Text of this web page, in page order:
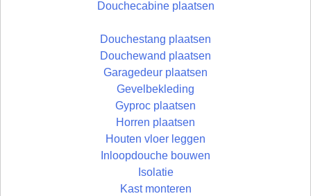
Douchecabine plaatsen
Douchestang plaatsen
Douchewand plaatsen
Garagedeur plaatsen
Gevelbekleding
Gyproc plaatsen
Horren plaatsen
Houten vloer leggen
Inloopdouche bouwen
Isolatie
Kast monteren